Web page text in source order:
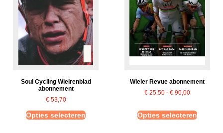
Soul Cycling Wielrenblad
abonnement
€53,70
Opties selecteren
Wieler Revue abonnement
€ 25,50 - € 90,00
Opties selecteren